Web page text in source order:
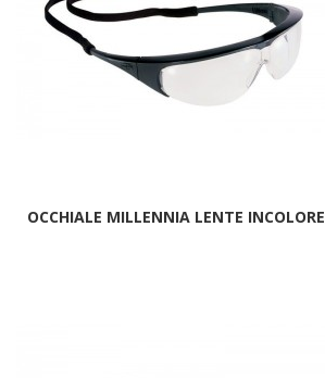
OCCHIALE MILLENNIA LENTE INCOLORE